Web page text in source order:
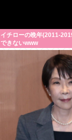
イチローの晩年(2011-
できないwww